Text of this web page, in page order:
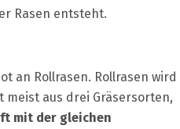
Rasen entsteht.
an Rollrasen. Rollrasen wird
aus drei Gräsersorten,
mit der gleichen